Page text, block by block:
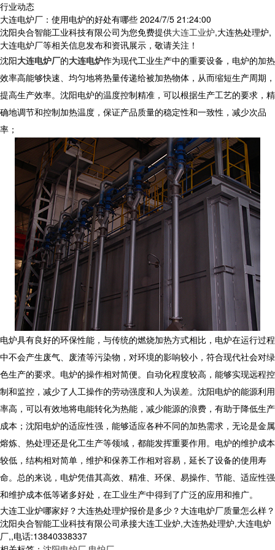
行业动态
大连电炉厂：使用电炉的好处有哪些 2024/7/5 21:24:00
沈阳央合智能工业科技有限公司为您免费提供大连工业炉,大连热处理炉,
大连电炉厂等相关信息发布和资讯展示，敬请关注！
沈阳大连电炉厂的大连电炉作为现代工业生产中的重要设备，电炉的加热
效率高能够快速、均匀地将热量传递给被加热物体，从而缩短生产周期，
提高生产效率。沈阳电炉的温度控制精准，可以根据生产工艺的要求，精
确地调节和控制加热温度，保证产品质量的稳定性和一致性，减少次品
率；
电炉具有良好的环保性能，与传统的燃烧加热方式相比，电炉在运行过程
中不会产生废气、废渣等污染物，对环境的影响较小，符合现代社会对绿
色生产的要求。电炉的操作相对简便。自动化程度较高，能够实现远程控
制和监控，减少了人工操作的劳动强度和人为误差。沈阳电炉的能源利用
率高，可以有效地将电能转化为热能，减少能源的浪费，有助于降低生产
成本；沈阳电炉的适应性强，能够适应各种不同的加热需求，无论是金属
熔炼、热处理还是化工生产等领域，都能发挥重要作用。电炉的维护成本
较低，结构相对简单，维护和保养工作相对容易，延长了设备的使用寿
命。总的来说，电炉凭借其高效、精准、环保、易操作、节能、适应性强
和维护成本低等诸多好处，在工业生产中得到了广泛的应用和推广。
大连工业炉哪家好？大连热处理炉报价是多少？大连电炉厂质量怎么样？
沈阳央合智能工业科技有限公司承接大连工业炉,大连热处理炉,大连电炉
厂,,电话:13840338337